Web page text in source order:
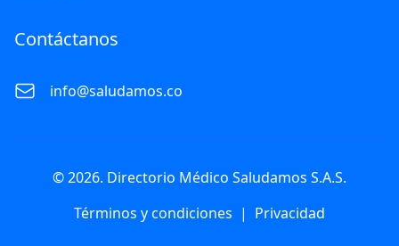
Contáctanos
info@saludamos.co
© 2026. Directorio Médico Saludamos S.A.S.
Términos y condiciones | Privacidad